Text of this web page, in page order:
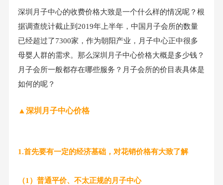
深圳月子中心的收费价格大致是一个什么样的情况呢？根
据调查统计截止到2019年上半年，中国月子会所的数量
已经超过了7300家，作为朝阳产业，月子中心正中很多
母婴人群的需求。那么深圳月子中心价格大概是多少钱？
月子会所一般都存在哪些服务？月子会所的价目表具体是
如何的呢？
▲深圳月子中心价格
1.首先要有一定的经济基础，对花销价格有大致了解
（1）普通平价、不太正规的月子中心